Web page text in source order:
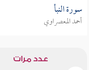
سورة النبأ
أحمد المعصراوي
عدد مرات